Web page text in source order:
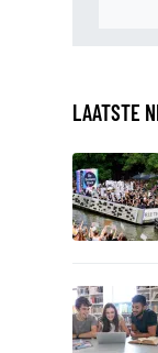
LAATSTE